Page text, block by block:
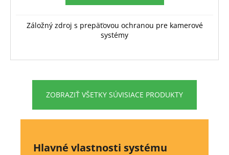
Záložný zdroj s prepäťovou ochranou pre kamerové
systémy
ZOBRAZIŤ VŠETKY SÚVISIACE PRODUKTY
Hlavné vlastnosti systému